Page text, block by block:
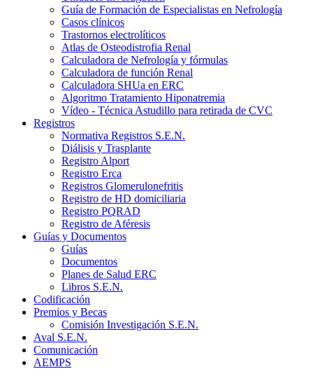
Guía de Formación de Especialistas en Nefrología
Casos clínicos
Trastornos electrolíticos
Atlas de Osteodistrofia Renal
Calculadora de Nefrología y fórmulas
Calculadora de función Renal
Calculadora SHUa en ERC
Algoritmo Tratamiento Hiponatremia
Vídeo - Técnica Astudillo para retirada de CVC
Registros
Normativa Registros S.E.N.
Diálisis y Trasplante
Registro Alport
Registro Erca
Registros Glomerulonefritis
Registro de HD domiciliaria
Registro PQRAD
Registro de Aféresis
Guías y Documentos
Guías
Documentos
Planes de Salud ERC
Libros S.E.N.
Codificación
Premios y Becas
Comisión Investigación S.E.N.
Aval S.E.N.
Comunicación
AEMPS